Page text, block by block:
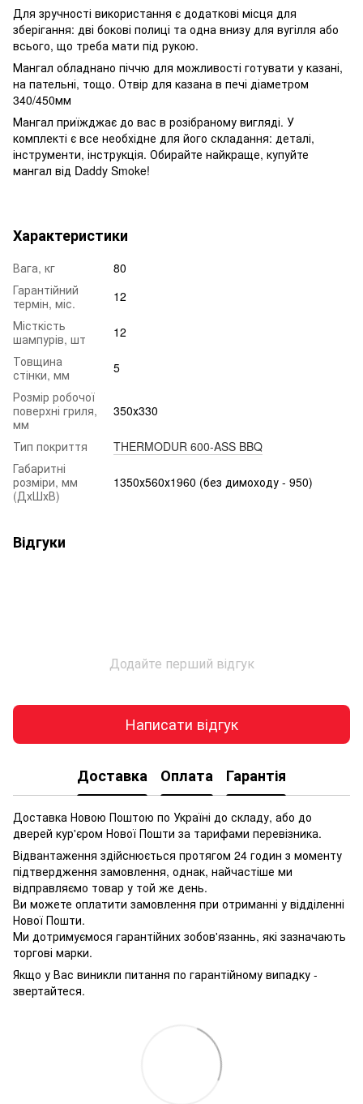
Для зручності використання є додаткові місця для
зберігання: дві бокові полиці та одна внизу для вугілля або
всього, що треба мати під рукою.
Мангал обладнано піччю для можливості готувати у казані,
на пательні, тощо. Отвір для казана в печі діаметром
340/450мм
Мангал приїжджає до вас в розібраному вигляді. У
комплекті є все необхідне для його складання: деталі,
інструменти, інструкція. Обирайте найкраще, купуйте
мангал від Daddy Smoke!
Характеристики
Вага, кг
80
Гарантійний
термін, міс.
12
Місткість
шампурів, шт
12
Товщина
стінки, мм
5
Розмір робочої
поверхні гриля,
мм
350х330
Тип покриття
THERMODUR 600-ASS BBQ
Габаритні
розміри, мм
(ДхШхВ)
1350х560х1960 (без димоходу - 950)
Відгуки
Додайте перший відгук
Написати відгук
Доставка Оплата Гарантія
Доставка Новою Поштою по Україні до складу, або до
дверей кур'єром Нової Пошти за тарифами перевізника.
Відвантаження здійснюється протягом 24 годин з моменту
підтвердження замовлення, однак, найчастіше ми
відправляємо товар у той же день.
Ви можете оплатити замовлення при отриманні у відділенні
Нової Пошти.
Ми дотримуємося гарантійних зобов'язаннь, які зазначають
торгові марки.
Якщо у Вас виникли питання по гарантійному випадку -
звертайтеся.